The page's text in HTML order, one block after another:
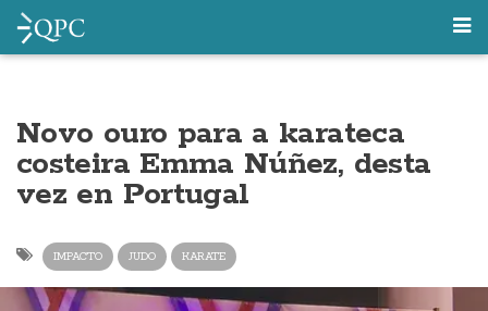
Novo ouro para a karateca
costeira Emma Núñez, desta
vez en Portugal
IMPACTO JUDO KARATE